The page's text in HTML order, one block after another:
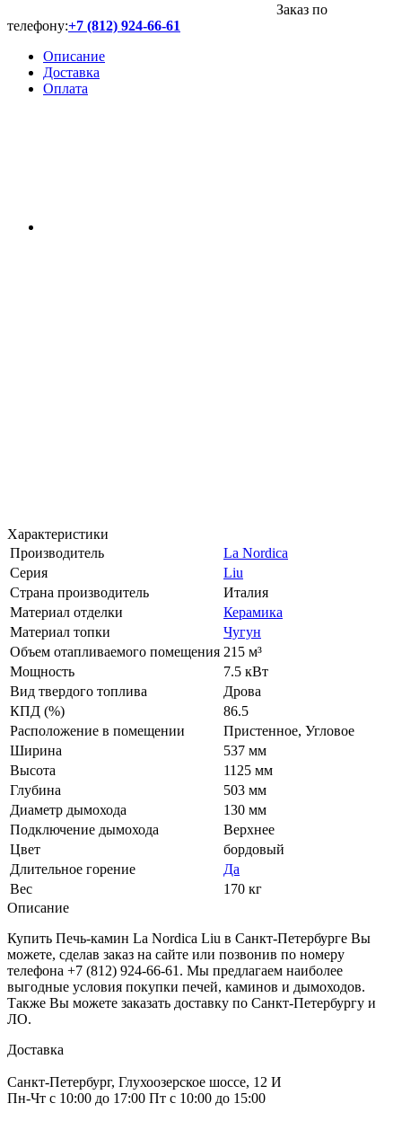
Заказ по
телефону:+7 (812) 924-66-61
Описание
Доставка
Оплата
Характеристики
Производитель
La Nordica
Серия
Liu
Страна производитель
Италия
Материал отделки
Керамика
Материал топки
Чугун
Объем отапливаемого помещения 215 м³
Мощность
7.5 кВт
Вид твердого топлива
Дрова
КПД (%)
86.5
Расположение в помещении
Пристенное, Угловое
Ширина
537 мм
Высота
1125 мм
Глубина
503 мм
Диаметр дымохода
130 мм
Подключение дымохода
Верхнее
Цвет
бордовый
Длительное горение
Да
Вес
170 кг
Описание
Купить Печь-камин La Nordica Liu в Санкт-Петербурге Вы
можете, сделав заказ на сайте или позвонив по номеру
телефона +7 (812) 924-66-61. Мы предлагаем наиболее
выгодные условия покупки печей, каминов и дымоходов.
Также Вы можете заказать доставку по Санкт-Петербургу и
ЛО.
Доставка
Санкт-Петербург, Глухоозерское шоссе, 12 И
Пн-Чт с 10:00 до 17:00 Пт с 10:00 до 15:00